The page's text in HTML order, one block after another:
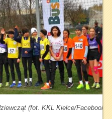
(fot. KKL Kielce/Facebook)